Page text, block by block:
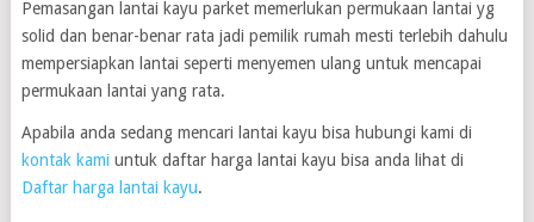
Pemasangan lantai kayu parket memerlukan permukaan lantai yg
solid dan benar-benar rata jadi pemilik rumah mesti terlebih dahulu
mempersiapkan lantai seperti menyemen ulang untuk mencapai
permukaan lantai yang rata.
Apabila anda sedang mencari lantai kayu bisa hubungi kami di
kontak kami untuk daftar harga lantai kayu bisa anda lihat di
Daftar harga lantai kayu.